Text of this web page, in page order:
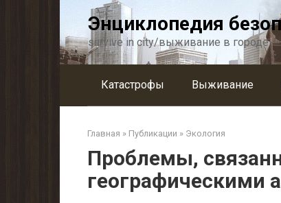
Энциклопедия
survive in city/выживание в городе
Катастрофы Выживание
Главная » Публикации » Экология
Проблемы,
географическими